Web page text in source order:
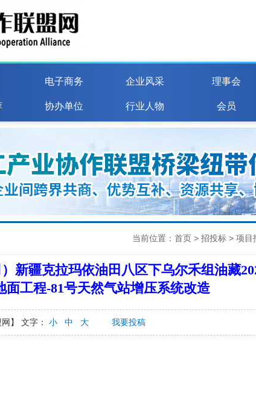
电子商务 企业风采 理事会
协办单位 行业人物 会员
当前位置： 首页 > 招投标 > 项目
新疆克拉玛依油田八区下乌尔禾组油藏
工程-81号天然气站增压系统改造
】 文字： 小 中 大 我要投稿